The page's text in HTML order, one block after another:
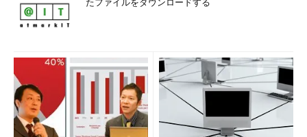
たファイルをダウンロードする